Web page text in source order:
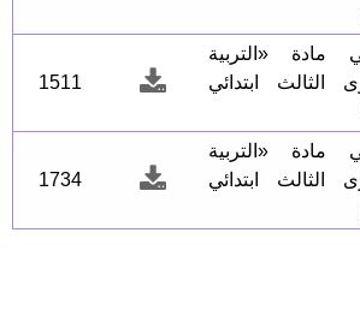
مادة «التربية
الثالث ابتدائي
1511
مادة «التربية
الثالث ابتدائي
1734